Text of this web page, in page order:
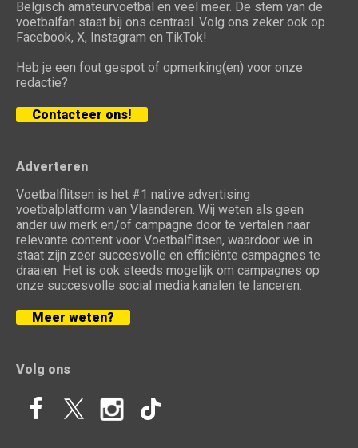
Belgisch amateurvoetbal en veel meer. De stem van de
voetbalfan staat bij ons centraal. Volg ons zeker ook op
Facebook, X, Instagram en TikTok!
Heb je een fout gespot of opmerking(en) voor onze
redactie?
Contacteer ons!
Adverteren
Voetbalflitsen is het #1 native advertising
voetbalplatform van Vlaanderen. Wij weten als geen
ander uw merk en/of campagne door te vertalen naar
relevante content voor Voetbalflitsen, waardoor we in
staat zijn zeer succesvolle en efficiënte campagnes te
draaien. Het is ook steeds mogelijk om campagnes op
onze succesvolle social media kanalen te lanceren.
Meer weten?
Volg ons